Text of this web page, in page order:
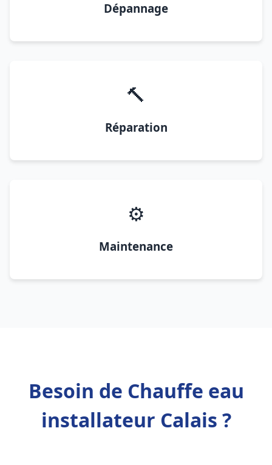
Dépannage
🔨
Réparation
⚙️
Maintenance
Besoin de Chauffe eau
installateur Calais ?